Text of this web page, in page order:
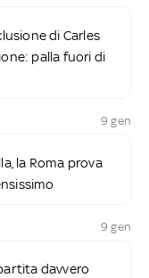
di Carles
palla fuori di
9 gen
la Roma prova
9 gen
davvero